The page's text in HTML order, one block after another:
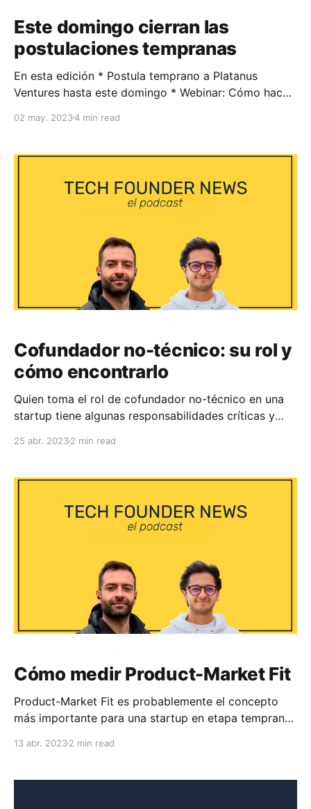
Este domingo cierran las
postulaciones tempranas
En esta edición * Postula temprano a Platanus
Ventures hasta este domingo * Webinar: Cómo hacer
Demodev 2023-1: hicimos un evento exclusivo para
México * Últimos 5 episodios de Tech Founder News
* Contenido técnico, productos y noticias tech
interesantes Postula
02 may. 20234 min read
Cofundador no-técnico: su rol y
cómo encontrarlo
Quien toma el rol de cofundador no-técnico en una
startup tiene algunas responsabilidades críticas y
técnico, qué características debe tener y cómo
25 abr. 20232 min read
Cómo medir Product-Market Fit
Product-Market Fit es probablemente el concepto
más importante para una startup en etapa temprana.
sobre cómo medir PMF cuantitativamente y sobre
útil. Capítulos * 00:00 Intro * 00:23 Qué es Product-
13 abr. 20232 min read